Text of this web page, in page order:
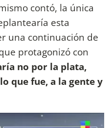
contó, la única
esta
una continuación de
protagonizó con
no por la plata,
que fue, a la gente y